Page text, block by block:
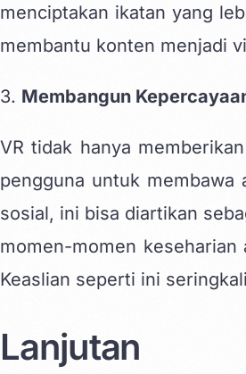
menciptakan ikatan yang
membantu konten menjadi
3. Membangun
VR tidak hanya
pengguna untuk membawa
sosial, ini bisa diartikan
momen-momen keseharian
Keaslian seperti ini
Lanjutan